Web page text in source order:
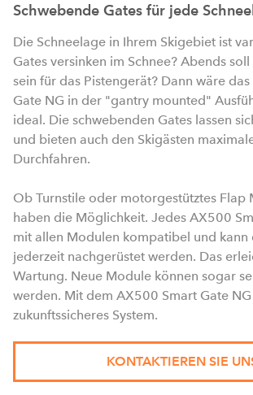
Schwebende Gates für jede
Die Schneelage in Ihrem Skigebiet ist
Gates versinken im Schnee? Abends
sein für das Pistengerät? Dann wäre
Gate NG in der "gantry mounted"
ideal. Die schwebenden Gates lassen
und bieten auch den Skigästen
Durchfahren.
Ob Turnstile oder motorgestütztes Flap
haben die Möglichkeit. Jedes AX500
mit allen Modulen kompatibel und kann
jederzeit nachgerüstet werden. Das
Wartung. Neue Module können sogar
werden. Mit dem AX500 Smart Gate NG
zukunftssicheres System.
KONTAKTIEREN SIE